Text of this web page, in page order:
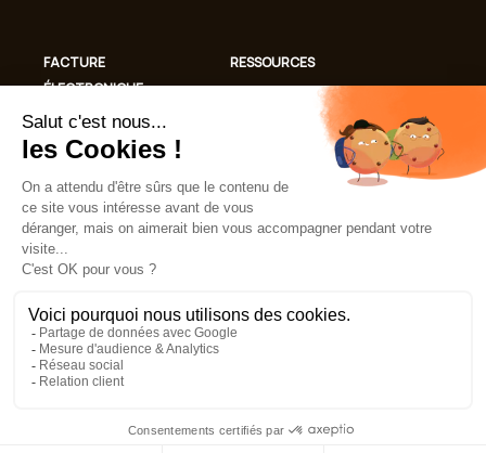
FACTURE
ÉLECTRONIQUE
Conformité
Facturation
Automatisation de
la gestion des
factures
RESSOURCES
Guides et livres
blancs
Lexique
FAQ
© 2026 TRESO2. Tous droits réservés.
Mentions légales CGUPolitique de confidentialité
Politique de cookies